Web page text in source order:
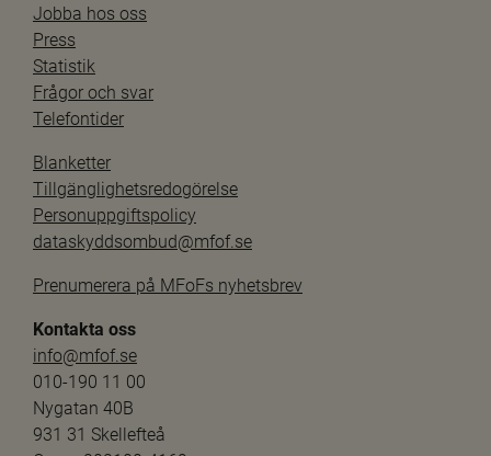
Jobba hos oss
Press
Statistik
Frågor och svar
Telefontider
Blanketter
Tillgänglighetsredogörelse
Personuppgiftspolicy
dataskyddsombud@mfof.se
Prenumerera på MFoFs nyhetsbrev
Kontakta oss
info@mfof.se
010-190 11 00
Nygatan 40B
931 31 Skellefteå